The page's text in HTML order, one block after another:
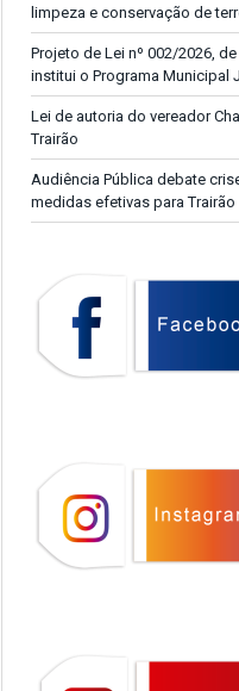
limpeza e conservação de
Projeto de Lei nº 002/2026,
institui o Programa Municipal
Lei de autoria do vereador
Trairão
Audiência Pública debate
medidas efetivas para Trairão